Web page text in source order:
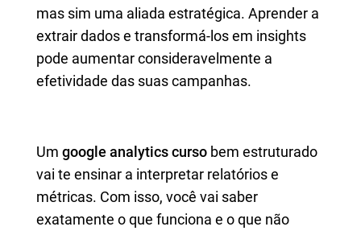
mas sim uma aliada estratégica. Aprender a
extrair dados e transformá-los em insights
pode aumentar consideravelmente a
efetividade das suas campanhas.
Um google analytics curso bem estruturado
vai te ensinar a interpretar relatórios e
métricas. Com isso, você vai saber
exatamente o que funciona e o que não